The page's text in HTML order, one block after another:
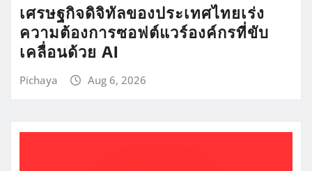
เศรษฐกิจดิจิทัลของประเทศไทยเร่ง
ความต้องการซอฟต์แวร์องค์กรที่ขับ
เคลื่อนด้วย AI
Pichaya Aug 6, 2026